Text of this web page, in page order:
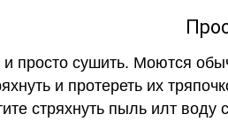
просто сушить. Моются
и протереть их
стряхнуть пыль илт воду